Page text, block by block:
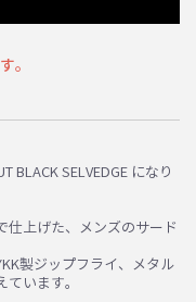
。
BLACK SELVEDGE になり
仕上げた、メンズのサード
製ジップフライ、メタル
います。